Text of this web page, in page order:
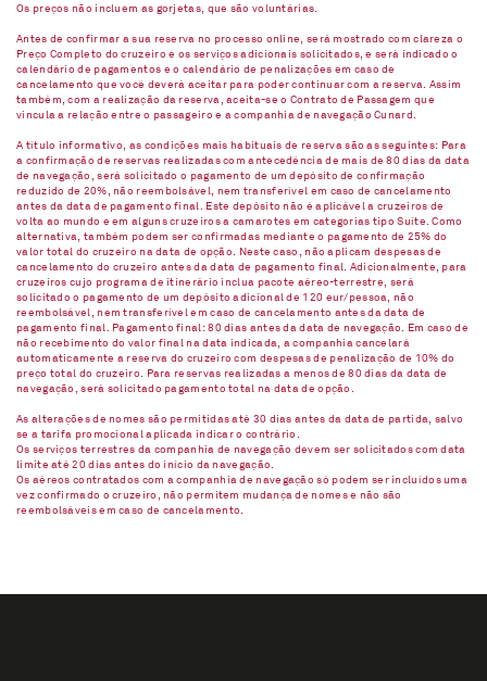
Os preços não incluem as gorjetas, que são voluntárias.
Antes de confirmar a sua reserva no processo online, será mostrado com clareza o
Preço Completo do cruzeiro e os serviços adicionais solicitados, e será indicado o
calendário de pagamentos e o calendário de penalizações em caso de
cancelamento que você deverá aceitar para poder continuar com a reserva. Assim
também, com a realização da reserva, aceita-se o Contrato de Passagem que
vincula a relação entre o passageiro e a companhia de navegação Cunard.
A título informativo, as condições mais habituais de reserva são as seguintes: Para
a confirmação de reservas realizadas com antecedência de mais de 80 dias da data
de navegação, será solicitado o pagamento de um depósito de confirmação
reduzido de 20%, não reembolsável, nem transferível em caso de cancelamento
antes da data de pagamento final. Este depósito não é aplicável a cruzeiros de
volta ao mundo e em alguns cruzeiros a camarotes em categorias tipo Suíte. Como
alternativa, também podem ser confirmadas mediante o pagamento de 25% do
valor total do cruzeiro na data de opção. Neste caso, não aplicam despesas de
cancelamento do cruzeiro antes da data de pagamento final. Adicionalmente, para
cruzeiros cujo programa de itinerário inclua pacote aéreo-terrestre, será
solicitado o pagamento de um depósito adicional de 120 eur/pessoa, não
reembolsável, nem transferível em caso de cancelamento antes da data de
pagamento final. Pagamento final: 80 dias antes da data de navegação. Em caso de
não recebimento do valor final na data indicada, a companhia cancelará
automaticamente a reserva do cruzeiro com despesas de penalização de 10% do
preço total do cruzeiro. Para reservas realizadas a menos de 80 dias da data de
navegação, será solicitado pagamento total na data de opção.
As alterações de nomes são permitidas até 30 dias antes da data de partida, salvo
se a tarifa promocional aplicada indicar o contrário.
Os serviços terrestres da companhia de navegação devem ser solicitados com data
limite até 20 dias antes do início da navegação.
Os aéreos contratados com a companhia de navegação só podem ser incluídos uma
vez confirmado o cruzeiro, não permitem mudança de nomes e não são
reembolsáveis em caso de cancelamento.​